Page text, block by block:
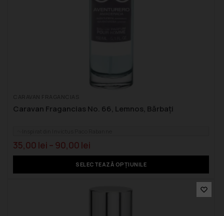
Caravan Fragancias No. 66, Lemnos, Bărbați
35,00 lei – 90,00 lei
SELECTEAZĂ OPȚIUNILE